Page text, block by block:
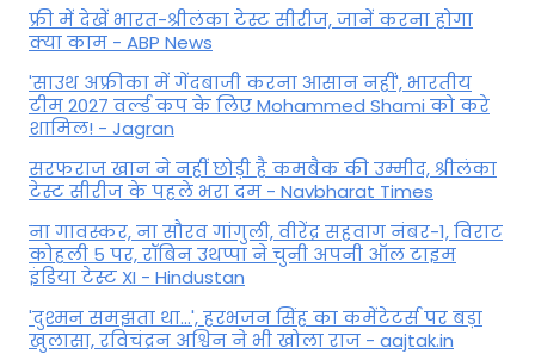
फ्री में देखें भारत-श्रीलंका टेस्ट सीरीज, जानें करना होगा
क्या काम - ABP News
'साउथ अफ्रीका में गेंदबाजी करना आसान नहीं', भारतीय
टीम 2027 वर्ल्‍ड कप के लिए Mohammed Shami को करे
शामिल! - Jagran
सरफराज खान ने नहीं छोड़ी है कमबैक की उम्मीद, श्रीलंका
टेस्ट सीरीज के पहले भरा दम - Navbharat Times
ना गावस्कर, ना सौरव गांगुली, वीरेंद्र सहवाग नंबर-1, विराट
कोहली 5 पर, रॉबिन उथप्पा ने चुनी अपनी ऑल टाइम
इंडिया टेस्ट XI - Hindustan
'दुश्मन समझता था...', हरभजन सिंह का कमेंटेटर्स पर बड़ा
खुलासा, रव‍िचंद्रन अश्विन ने भी खोला राज - aajtak.in